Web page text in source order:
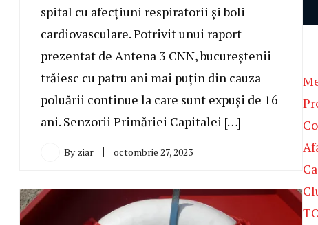
spital cu afecțiuni respiratorii și boli
cardiovasculare. Potrivit unui raport
prezentat de Antena 3 CNN, bucureștenii
trăiesc cu patru ani mai puțin din cauza
poluării continue la care sunt expuși de 16
ani. Senzorii Primăriei Capitalei […]
By ziar octombrie 27, 2023